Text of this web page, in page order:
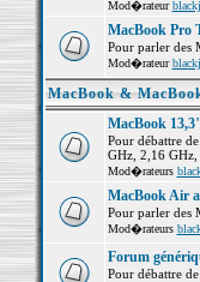
Mod�rateur
MacBook Pro
Pour parler des
Mod�rateur
MacBook &
MacBook
Pour débattre
GHz, 2,16
Mod�rateurs
MacBook Air
Pour parler des
Mod�rateurs
Forum
Pour débattre